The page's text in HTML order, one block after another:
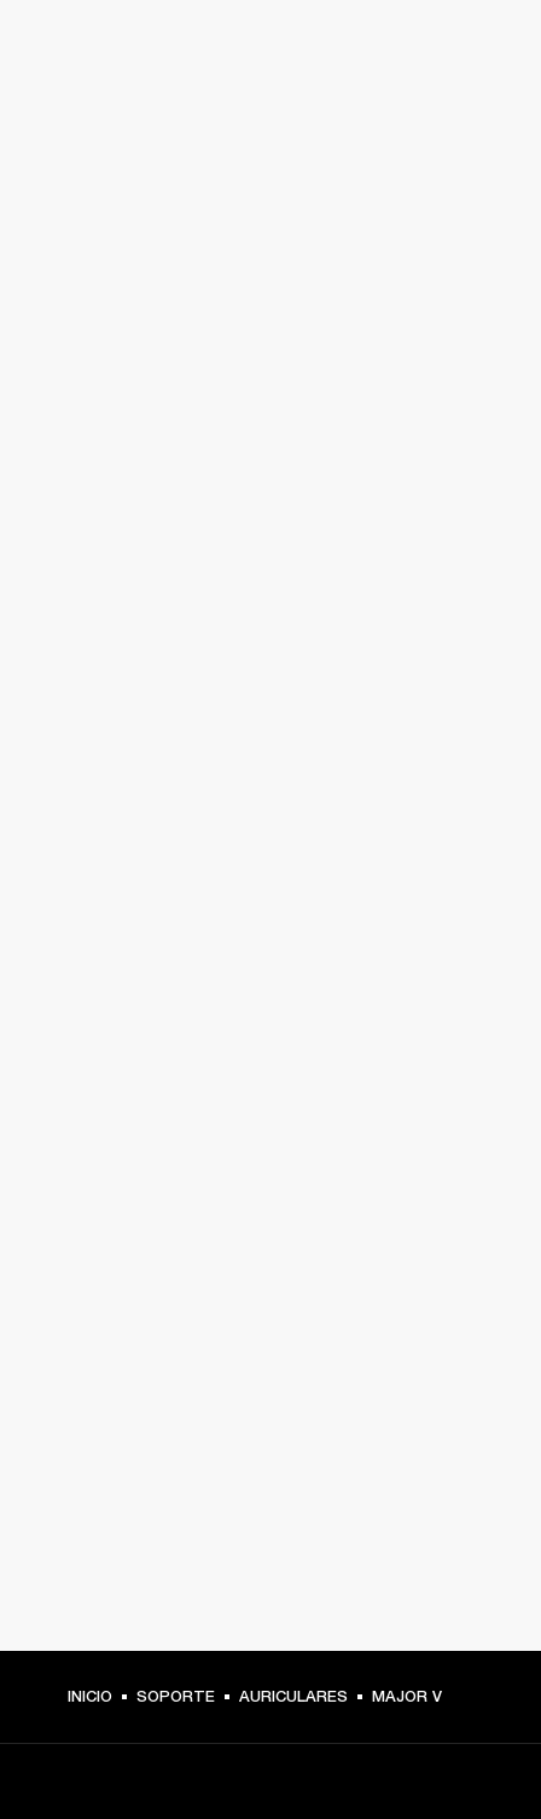
INICIO SOPORTE AURICULARES MAJOR V